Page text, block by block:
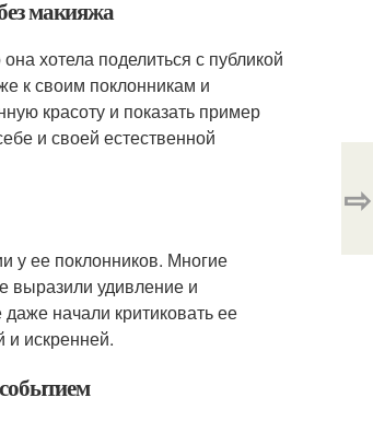
макияжа
хотела поделиться с публикой
к своим поклонникам и
красоту и показать пример
и своей естественной
у ее поклонников. Многие
выразили удивление и
начали критиковать ее
искренней.
⇨